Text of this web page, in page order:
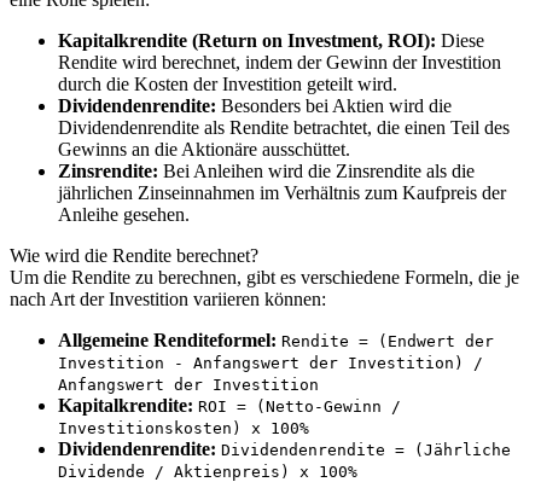
Kapitalkrendite (Return on Investment, ROI): Diese
Rendite wird berechnet, indem der Gewinn der Investition
durch die Kosten der Investition geteilt wird.
Dividendenrendite: Besonders bei Aktien wird die
Dividendenrendite als Rendite betrachtet, die einen Teil des
Gewinns an die Aktionäre ausschüttet.
Zinsrendite: Bei Anleihen wird die Zinsrendite als die
jährlichen Zinseinnahmen im Verhältnis zum Kaufpreis der
Anleihe gesehen.
Wie wird die Rendite berechnet?
Um die Rendite zu berechnen, gibt es verschiedene Formeln, die je
nach Art der Investition variieren können:
Allgemeine Renditeformel: Rendite = (Endwert der
Investition - Anfangswert der Investition) /
Anfangswert der Investition
Kapitalkrendite: ROI = (Netto-Gewinn /
Investitionskosten) x 100%
Dividendenrendite: Dividendenrendite = (Jährliche
Dividende / Aktienpreis) x 100%